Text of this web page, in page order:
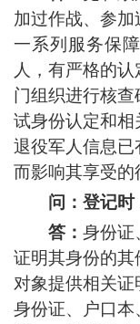
加过作战、参
一系列服务保
人，有严格的
门组织进行核
试身份认定和
退役军人信息
而影响其享受的
问：登记时
答： 身份证
证明其身份的
对象提供相关证
身份证、户口